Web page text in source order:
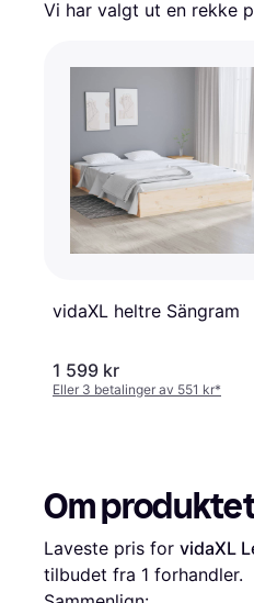
Vi har valgt ut en rekke
vidaXL heltre Sängram
1 599 kr
Eller 3 betalinger av 551 kr*
Om
Laveste pris for vidaXL
tilbudet fra 1 forhandler.